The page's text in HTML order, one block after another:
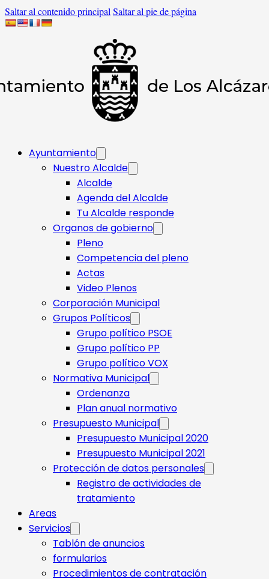
Saltar al contenido principal Saltar al pie de página
Ayuntamiento
Nuestro Alcalde
Alcalde
Agenda del Alcalde
Tu Alcalde responde​
Organos de gobierno
Pleno
Competencia del pleno
Actas
Video Plenos
Corporación Municipal
Grupos Políticos
Grupo político PSOE
Grupo político PP
Grupo político VOX
Normativa Municipal
Ordenanza
Plan anual normativo
Presupuesto Municipal
Presupuesto Municipal 2020
Presupuesto Municipal 2021
Protección de datos personales
Registro de actividades de
tratamiento
Areas
Servicios
Tablón de anuncios
formularios
Procedimientos de contratación